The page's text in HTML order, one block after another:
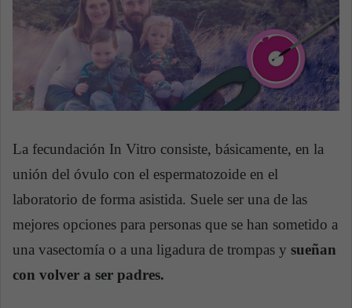
La fecundación In Vitro consiste, básicamente, en la
unión del óvulo con el espermatozoide en el
laboratorio de forma asistida. Suele ser una de las
mejores opciones para personas que se han sometido a
una vasectomía o a una ligadura de trompas y sueñan
con volver a ser padres.